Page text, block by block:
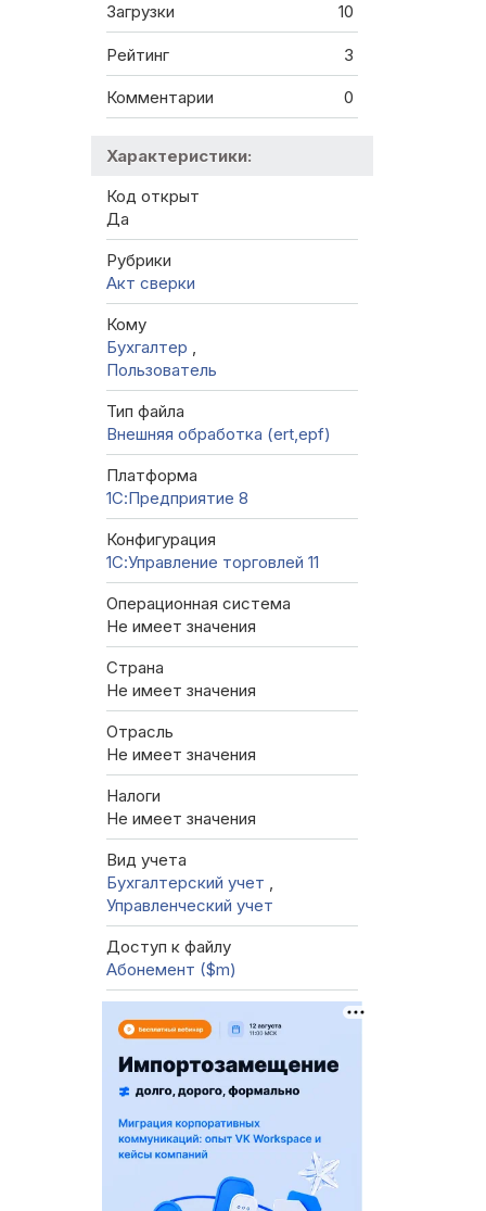
Загрузки 10
Рейтинг 3
Комментарии 0
Характеристики:
Код открыт
Да
Рубрики
Акт сверки
Кому
Бухгалтер ,
Пользователь
Тип файла
Внешняя обработка (ert,epf)
Платформа
1С:Предприятие 8
Конфигурация
1С:Управление торговлей 11
Операционная система
Не имеет значения
Страна
Не имеет значения
Отрасль
Не имеет значения
Налоги
Не имеет значения
Вид учета
Бухгалтерский учет ,
Управленческий учет
Доступ к файлу
Абонемент ($m)